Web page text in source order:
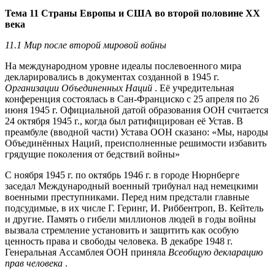
Тема 11 Страны Европы и США во второй половине ХХ
века
11.1 Мир после второй мировой войны
На международном уровне идеалы послевоенного мира
декларировались в документах созданной в 1945 г.
Организации Объединенных Наций . Её учредительная
конференция состоялась в Сан-Франциско с 25 апреля по 26
июня 1945 г. Официальной датой образования ООН считается
24 октября 1945 г., когда был ратифицирован её Устав. В
преамбуле (вводной части) Устава ООН сказано: «Мы, народы
Объединённых Наций, преисполненные решимости избавить
грядущие поколения от бедствий войны»
С ноября 1945 г. по октябрь 1946 г. в городе Нюрнберге
заседал Международный военный трибунал над немецкими
военными преступниками. Перед ним предстали главные
подсудимые, в их числе Г. Геринг, И. Риббентроп, В. Кейтель
и другие. Память о гибели миллионов людей в годы войны
вызвала стремление установить и защитить как особую
ценность права и свободы человека. В декабре 1948 г.
Генеральная Ассамблея ООН приняла Всеобщую декларацию
прав человека .